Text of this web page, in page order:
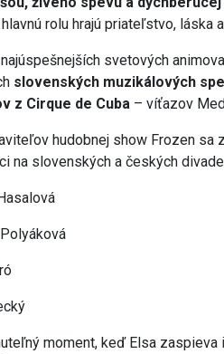
rolu hrajú priateľstvo, láska
svetových
slovenských muzikálových
z Cirque de Cuba – víťazov
hudobnej show Frozen sa
na slovenských a českých
moment, keď Elsa zaspieva